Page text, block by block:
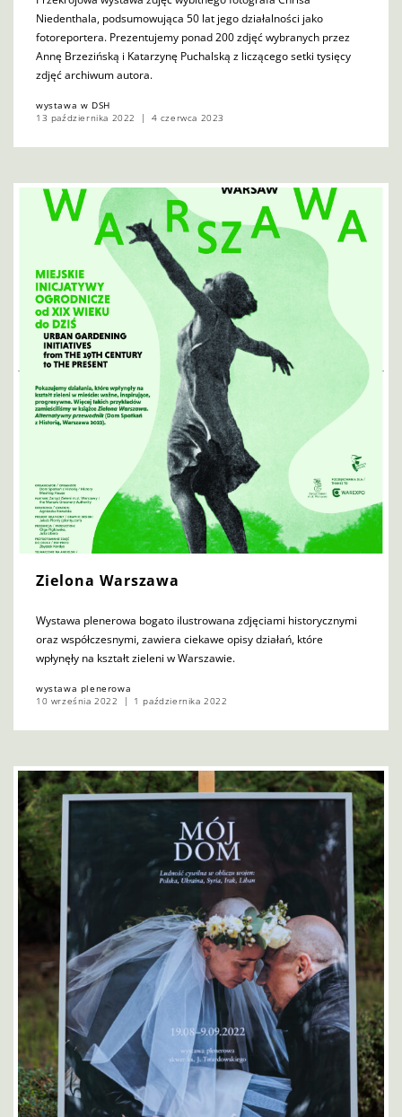
Niedenthala, podsumowująca 50 lat jego działalności jako
fotoreportera. Prezentujemy ponad 200 zdjęć wybranych przez
Annę Brzezińską i Katarzynę Puchalską z liczącego setki tysięcy
zdjęć archiwum autora.
wystawa w DSH
13 października 2022
4 czerwca 2023
Zielona Warszawa
Wystawa plenerowa bogato ilustrowana zdjęciami historycznymi
oraz współczesnymi, zawiera ciekawe opisy działań, które
wpłynęły na kształt zieleni w Warszawie.
wystawa plenerowa
10 września 2022
1 października 2022